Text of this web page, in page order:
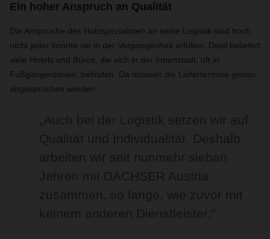
Ein hoher Anspruch an Qualität
Die Ansprüche des Holzspezialisten an seine Logistik sind hoch,
nicht jeder konnte sie in der Vergangenheit erfüllen. Deisl beliefert
viele Hotels und Büros, die sich in der Innenstadt, oft in
Fußgängerzonen, befinden. Da müssen die Liefertermine genau
abgesprochen werden.
„Auch bei der Logistik setzen wir auf
Qualität und Individualität. Deshalb
arbeiten wir seit nunmehr sieben
Jahren mit DACHSER Austria
zusammen, so lange, wie zuvor mit
keinem anderen Dienstleister."